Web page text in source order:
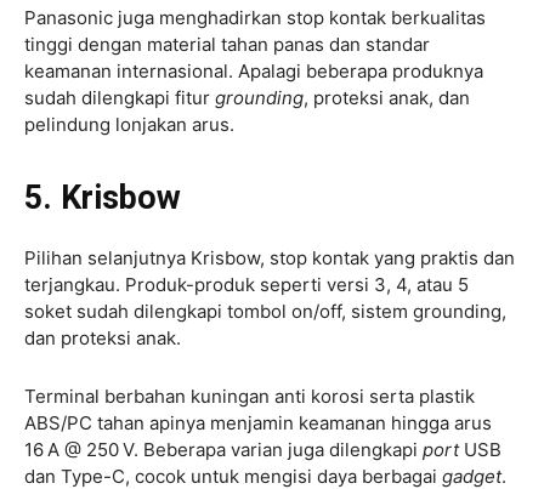
Panasonic juga menghadirkan stop kontak berkualitas
tinggi dengan material tahan panas dan standar
keamanan internasional. Apalagi beberapa produknya
sudah dilengkapi fitur grounding, proteksi anak, dan
pelindung lonjakan arus.
5. Krisbow
Pilihan selanjutnya Krisbow, stop kontak yang praktis dan
terjangkau. Produk-produk seperti versi 3, 4, atau 5
soket sudah dilengkapi tombol on/off, sistem grounding,
dan proteksi anak.
Terminal berbahan kuningan anti korosi serta plastik
ABS/PC tahan apinya menjamin keamanan hingga arus
16 A @ 250 V. Beberapa varian juga dilengkapi port USB
dan Type-C, cocok untuk mengisi daya berbagai gadget.